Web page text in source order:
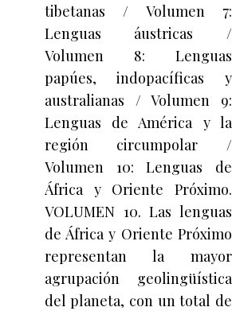
tibetanas / Volumen 7:
Lenguas áustricas /
Volumen 8: Lenguas
papúes, indopacíficas y
australianas / Volumen 9:
Lenguas de América y la
región circumpolar /
Volumen 10: Lenguas de
África y Oriente Próximo.
VOLUMEN 10. Las lenguas
de África y Oriente Próximo
representan la mayor
agrupación geolingüística
del planeta, con un total de